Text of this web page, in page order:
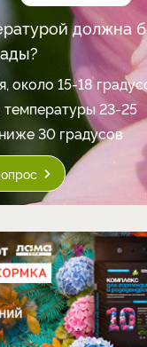
должна
около 15-18
температуры 23-25
30 градусов